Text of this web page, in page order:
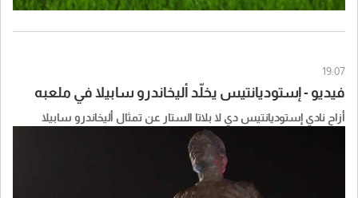
19:07
فيديو - إستوديانتيس يخلّد أليخاندرو سابيلا في ملعبه
أزاح نادي إستوديانتيس دي لا بلاتا الستار عن تمثال أليخاندرو سابيلا